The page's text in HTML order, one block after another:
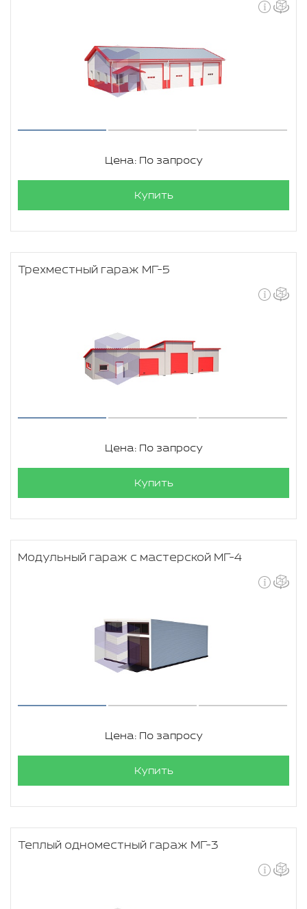
Цена: По запросу
Купить
Трехместный гараж МГ-5
Цена: По запросу
Купить
Модульный гараж с мастерской МГ-4
Цена: По запросу
Купить
Теплый одноместный гараж МГ-3